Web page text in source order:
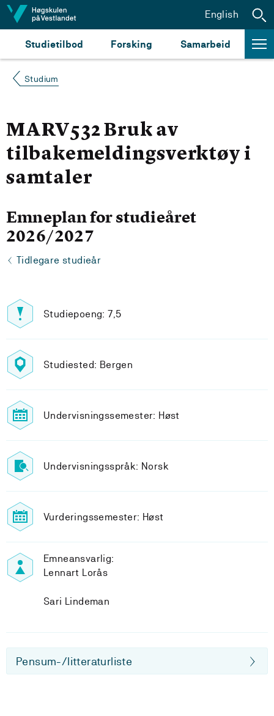
Hopp til innhald
Studietilbod Forsking Samarbeid
English
Studium
MARV532 Bruk av
tilbakemeldingsverktøy i
samtaler
Emneplan for studieåret
2026/2027
Tidlegare studieår
Studiepoeng: 7,5
Studiested: Bergen
Undervisningssemester: Høst
Undervisningsspråk: Norsk
Vurderingssemester: Høst
Emneansvarlig:
Lennart Lorås
Sari Lindeman
Pensum-/litteraturliste